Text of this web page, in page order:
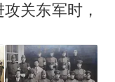
关东军时，